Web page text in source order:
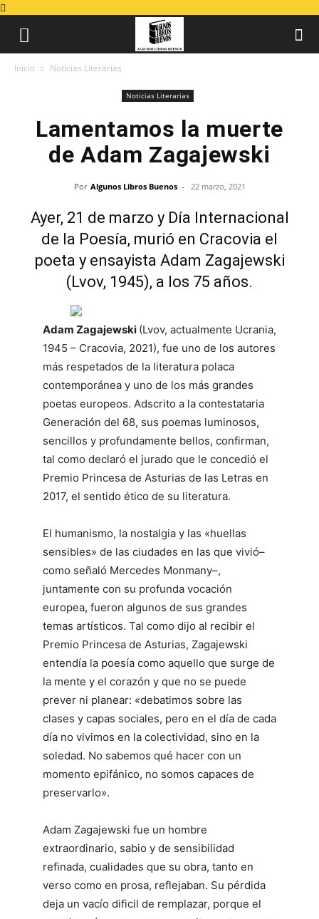
Inicio Noticias Literarias
Noticias Literarias
Lamentamos la muerte
de Adam Zagajewski
Por Algunos Libros Buenos - 22 marzo, 2021
Ayer, 21 de marzo y Día Internacional
de la Poesía, murió en Cracovia el
poeta y ensayista Adam Zagajewski
(Lvov, 1945), a los 75 años.
Adam Zagajewski (Lvov, actualmente Ucrania,
1945 – Cracovia, 2021), fue uno de los autores
más respetados de la literatura polaca
contemporánea y uno de los más grandes
poetas europeos. Adscrito a la contestataria
Generación del 68, sus poemas luminosos,
sencillos y profundamente bellos, confirman,
tal como declaró el jurado que le concedió el
Premio Princesa de Asturias de las Letras en
2017, el sentido ético de su literatura.
El humanismo, la nostalgia y las «huellas
sensibles» de las ciudades en las que vivió–
como señaló Mercedes Monmany–,
juntamente con su profunda vocación
europea, fueron algunos de sus grandes
temas artísticos. Tal como dijo al recibir el
Premio Princesa de Asturias, Zagajewski
entendía la poesía como aquello que surge de
la mente y el corazón y que no se puede
prever ni planear: «debatimos sobre las
clases y capas sociales, pero en el día de cada
día no vivimos en la colectividad, sino en la
soledad. No sabemos qué hacer con un
momento epifánico, no somos capaces de
preservarlo».
Adam Zagajewski fue un hombre
extraordinario, sabio y de sensibilidad
refinada, cualidades que su obra, tanto en
verso como en prosa, reflejaban. Su pérdida
deja un vacío dificil de remplazar, porque el